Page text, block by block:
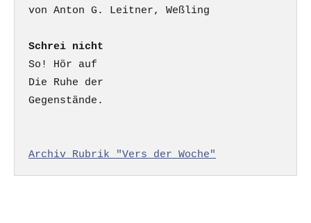
Schrei nicht
So! Hör auf
Die Ruhe der
Gegenstände.
Archiv Rubrik "Vers der Woche"